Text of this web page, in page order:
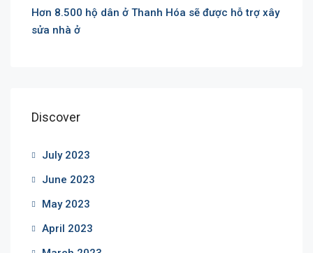
Hơn 8.500 hộ dân ở Thanh Hóa sẽ được hỗ trợ xây
sửa nhà ở
Discover
July 2023
June 2023
May 2023
April 2023